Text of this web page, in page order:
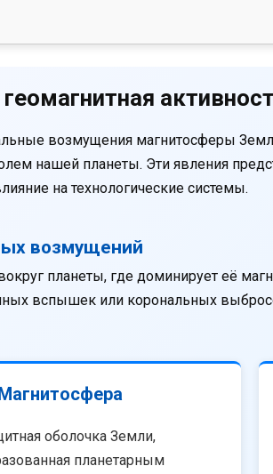
возмущения магнитосферы
нашей планеты. Эти явления
на технологические системы.
возмущений
планеты, где доминирует её
вспышек или корональных
оболочка Земли,
планетарным